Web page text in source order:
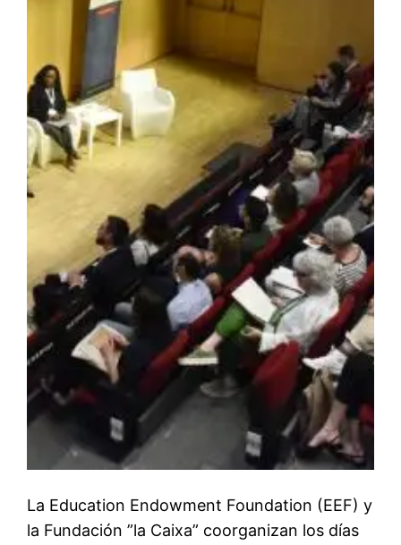
La Education Endowment Foundation (EEF) y
la Fundación ”la Caixa” coorganizan los días